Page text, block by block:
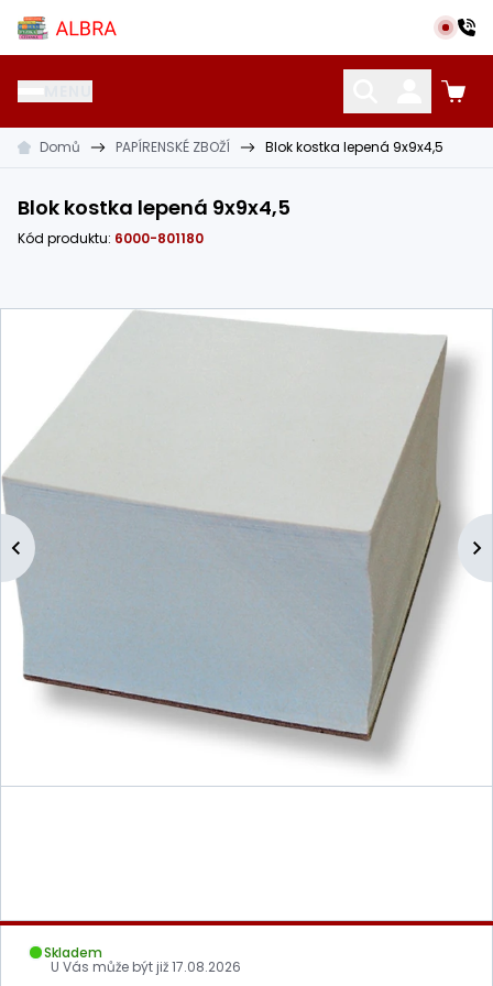
Přeskočit na hlavní obsah
Albra s.r.o.
OSTATNÍ POMŮCKY
Domů PAPÍRENSKÉ ZBOŽÍ Blok kostka lepená 9x9x4,5
Blok kostka lepená 9x9x4,5
Kód produktu: 6000-801180
Skladem
U Vás může být již17.08.2026